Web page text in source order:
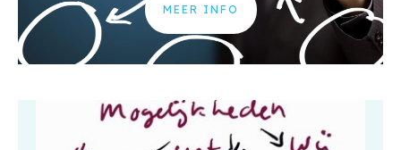
MEER INFO